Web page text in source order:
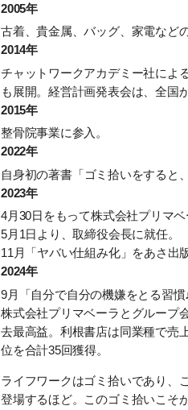
2005年
古着、貴金属、バッグ、家電など
2014年
チャットワークアカデミー社によ
も展開。経営計画発表会は、全国
2015年
整骨院事業に参入。
2022年
自身初の著書「ゴミ拾いをすると
2023年
4月30日をもって株式会社プリマベ
5月1日より、取締役会長に就任。
11月
「ヤバい仕組み化」 をあさ出
2024年
9月
「自分で自分の機嫌をとる習
株式会社プリマベーラとグループ
去最高益。利根書店は同業種で売
位を合計35回獲得。
ライフワークはゴミ拾いであり、
登場するほど。このゴミ拾いこそ